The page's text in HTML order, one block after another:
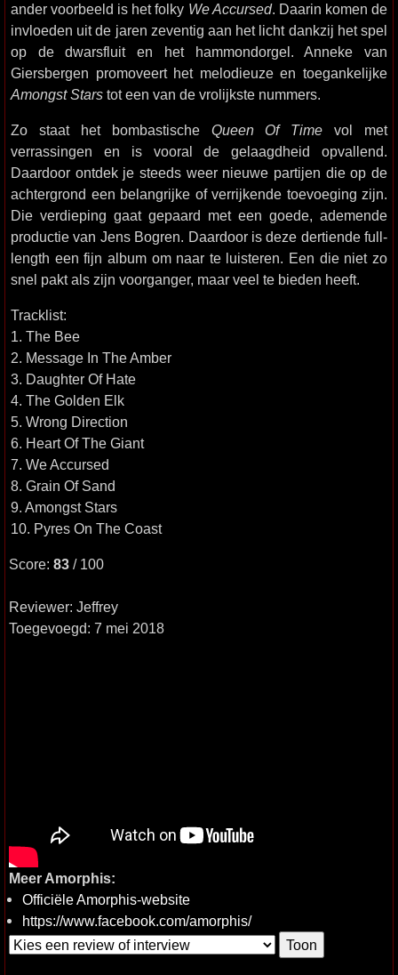
ander voorbeeld is het folky We Accursed. Daarin komen de
invloeden uit de jaren zeventig aan het licht dankzij het spel
op de dwarsfluit en het hammondorgel. Anneke van
Giersbergen promoveert het melodieuze en toegankelijke
Amongst Stars tot een van de vrolijkste nummers.
Zo staat het bombastische Queen Of Time vol met
verrassingen en is vooral de gelaagdheid opvallend.
Daardoor ontdek je steeds weer nieuwe partijen die op de
achtergrond een belangrijke of verrijkende toevoeging zijn.
Die verdieping gaat gepaard met een goede, ademende
productie van Jens Bogren. Daardoor is deze dertiende full-
length een fijn album om naar te luisteren. Een die niet zo
snel pakt als zijn voorganger, maar veel te bieden heeft.
Tracklist:
1. The Bee
2. Message In The Amber
3. Daughter Of Hate
4. The Golden Elk
5. Wrong Direction
6. Heart Of The Giant
7. We Accursed
8. Grain Of Sand
9. Amongst Stars
10. Pyres On The Coast
Score: 83 / 100
Reviewer: Jeffrey
Toegevoegd: 7 mei 2018
Meer Amorphis:
Officiële Amorphis-website
https://www.facebook.com/amorphis/